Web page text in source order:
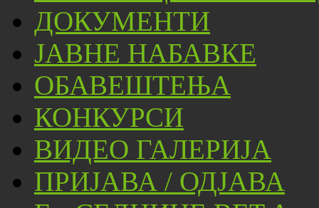
ДОКУМЕНТИ
ЈАВНЕ НАБАВКЕ
ОБАВЕШТЕЊА
КОНКУРСИ
ВИДЕО ГАЛЕРИЈА
ПРИЈАВА / ОДЈАВА